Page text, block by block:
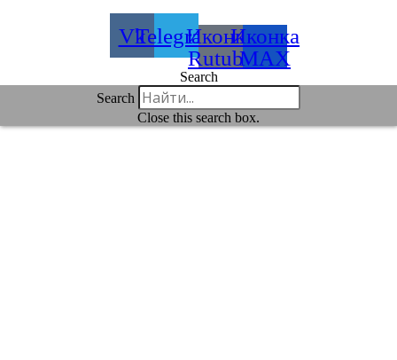
VkTelegramИконка
Rutube
Иконка
MAX
Search
Search
Close this search box.